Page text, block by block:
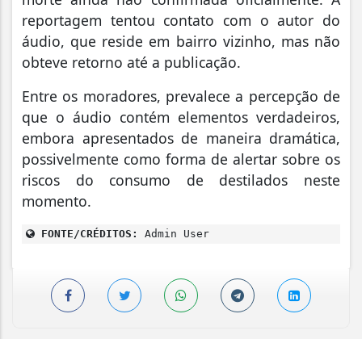
reportagem tentou contato com o autor do
áudio, que reside em bairro vizinho, mas não
obteve retorno até a publicação.
Entre os moradores, prevalece a percepção de
que o áudio contém elementos verdadeiros,
embora apresentados de maneira dramática,
possivelmente como forma de alertar sobre os
riscos do consumo de destilados neste
momento.
FONTE/CRÉDITOS: Admin User